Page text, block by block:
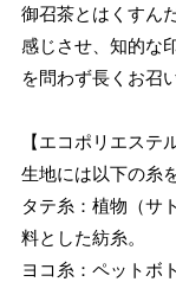
御召茶とはくすん
感じさせ、知的な
を問わず長くお召
【エコポリエステ
生地には以下の糸
タテ糸：植物（サ
料とした紡糸。
ヨコ糸：ペットボ